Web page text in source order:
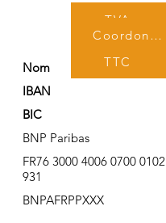
TVA
TTC
Nom
IBAN
BIC
BNP Paribas
FR76 3000 4006 0700 0102
931
BNPAFRPPXXX